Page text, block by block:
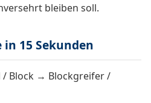
bleiben soll.
15 Sekunden
/ Block → Blockgreifer /